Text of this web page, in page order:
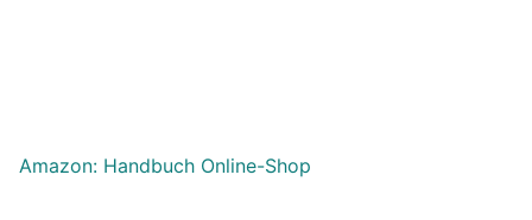
Amazon: Handbuch Online-Shop